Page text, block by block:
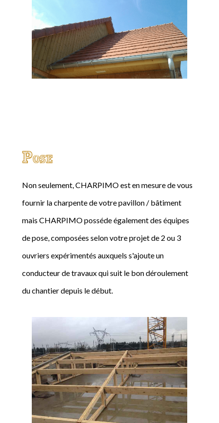
Pose
Non seulement, CHARPIMO est en mesure de vous
fournir la charpente de votre pavillon / bâtiment
mais CHARPIMO posséde également des équipes
de pose, composées selon votre projet de 2 ou 3
ouvriers expérimentés auxquels s'ajoute un
conducteur de travaux qui suit le bon déroulement
du chantier depuis le début.